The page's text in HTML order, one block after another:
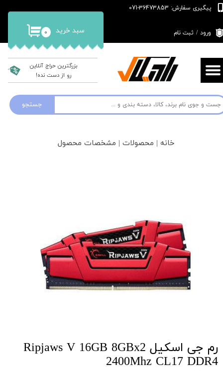
جستجو
پیگیری سفارش: 36473853-071
۰ سبد خرید ورود / ثبت نام
تغییر گذر واژه
سفارشات
بزرگترین حراج آنلاین
رو از دست نده!
خانه | محصولات | مشخصات محصول
رم جی اسکیل Ripjaws V 16GB 8GBx2
2400Mhz CL17 DDR4